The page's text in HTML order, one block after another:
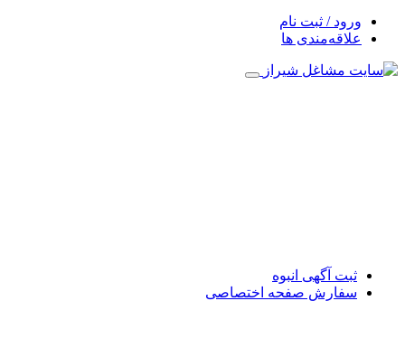
/ ثبت نام
ها
آگهی انبوه
صفحه اختصاصی